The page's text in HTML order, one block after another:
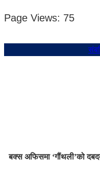
Page Views: 75
बक्स अफिसमा ‘गौंथली’को